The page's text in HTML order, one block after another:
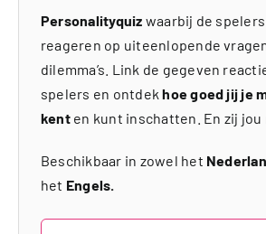
Personalityquiz waarbij de
reageren op uiteenlopende
dilemma’s. Link de gegeven
spelers en ontdekhoe goed jij je
kenten kunt inschatten. En zij
Beschikbaar in zowel het
het Engels.